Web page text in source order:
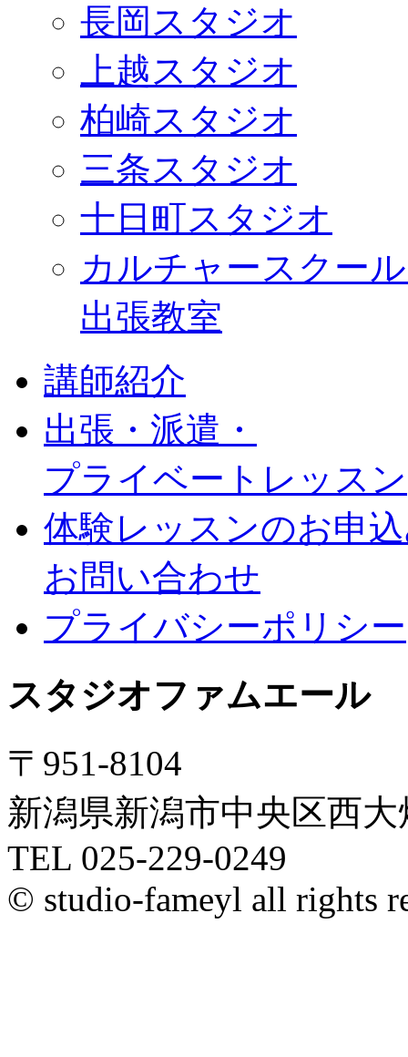
長岡スタジオ
上越スタジオ
柏崎スタジオ
三条スタジオ
十日町スタジオ
カルチャースクー
出張教室
講師紹介
出張・派遣・
プライベートレッスン
体験レッスンのお申
お問い合わせ
プライバシーポリシー
スタジオファムエール
〒951-8104
新潟県新潟市中央区西
TEL 025-229-0249
© studio-fameyl all rights